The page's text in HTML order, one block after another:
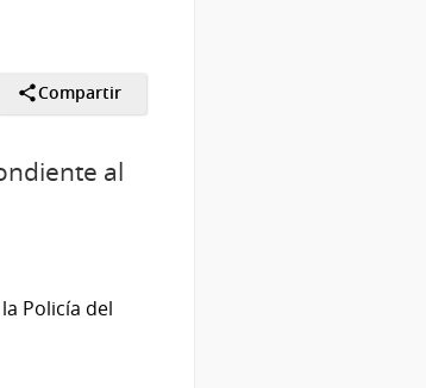
Compartir
al
Policía del